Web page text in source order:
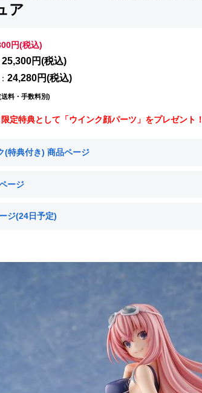
ア
円(税込)
25,300円(税込)
24,280円(税込)
料・手数料別)
定特典として「ウインク顔パーツ」をプレゼント！
(特典付き) 商品ページ
ージ
ジ(24日予定)